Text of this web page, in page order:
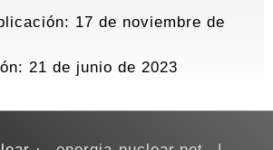
17 de noviembre de
21 de junio de 2023